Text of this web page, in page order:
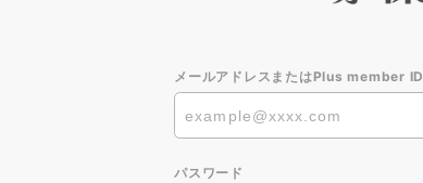
メールアドレスまたはPlus member ID
パスワード